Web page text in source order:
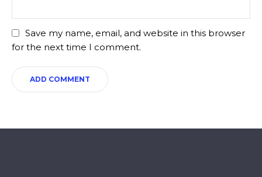
Save my name, email, and website in this browser
for the next time I comment.